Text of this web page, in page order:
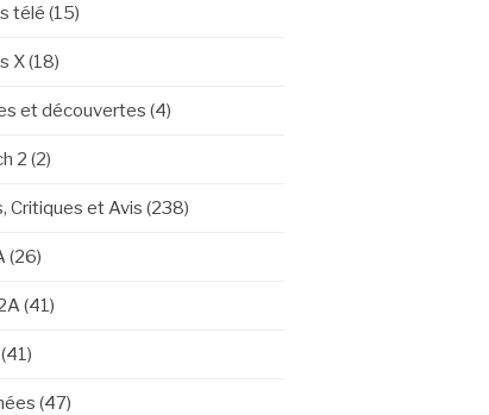
télé (15)
X(18)
et découvertes (4)
2 (2)
Critiques et Avis (238)
(26)
(41)
(41)
(47)